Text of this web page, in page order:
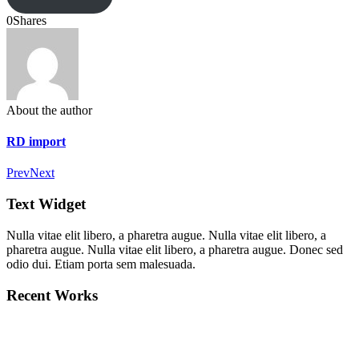
0Shares
About the author
RD import
PrevNext
Text Widget
Nulla vitae elit libero, a pharetra augue. Nulla vitae elit libero, a
pharetra augue. Nulla vitae elit libero, a pharetra augue. Donec sed
odio dui. Etiam porta sem malesuada.
Recent Works